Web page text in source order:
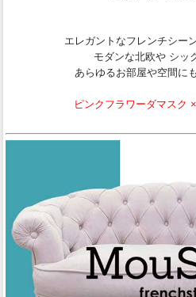
エレガントなフレンチシー
モダンな北欧や シッ
あらゆるお部屋や空間に
ピンクフラワーダマスク